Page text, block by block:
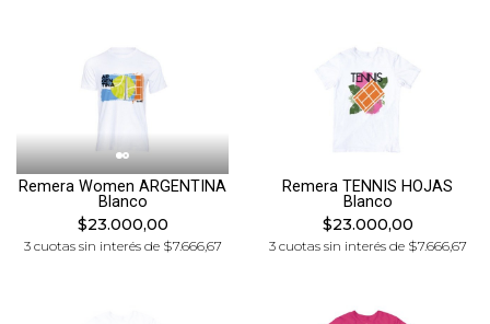
Remera Women ARGENTINA
Blanco
$23.000,00
3 cuotas sin interés de $7.666,67
Remera TENNIS HOJAS
Blanco
$23.000,00
3 cuotas sin interés de $7.666,67